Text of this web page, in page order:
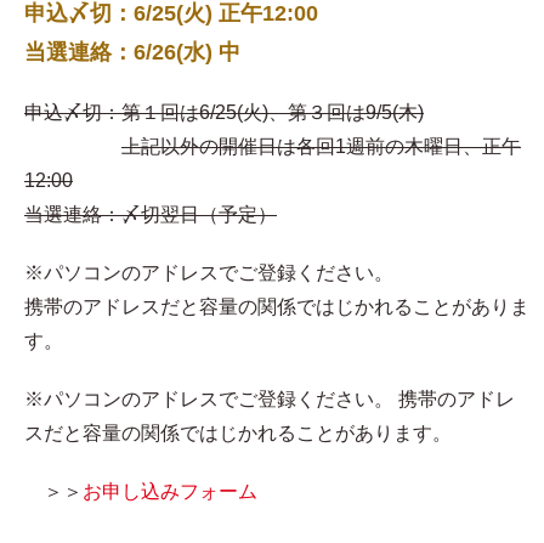
申込〆切：6/25(火) 正午12:00
当選連絡：6/26(水) 中
申込〆切：第１回は6/25(火)、第３回は9/5(木)
上記以外の開催日は各回1週前の木曜日、正午
12:00
当選連絡：〆切翌日（予定）
※パソコンのアドレスでご登録ください。
携帯のアドレスだと容量の関係ではじかれることがありま
す。
※パソコンのアドレスでご登録ください。 携帯のアドレ
スだと容量の関係ではじかれることがあります。
＞＞ お申し込みフォーム